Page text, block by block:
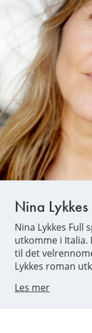
Nina
Nina Lykkes Full
utkomme i Italia.
til det
Lykkes roman
Les mer